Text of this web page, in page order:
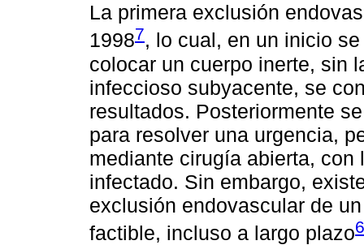
La primera exclusión
19987, lo cual, en un inicio
colocar un cuerpo inerte, sin
infeccioso subyacente, se
resultados. Posteriormente
para resolver una urgencia,
mediante cirugía abierta,
infectado. Sin embargo,
exclusión endovascular de
factible, incluso a largo plazo6